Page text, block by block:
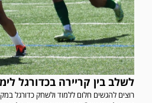
לשלב בין קריירה בכדורגל
רוצים להגשים חלום ללמוד ולשחק כדורגל